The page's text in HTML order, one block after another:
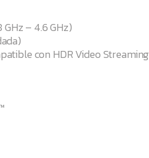
– 4.6 GHz)
con HDR Video Streaming